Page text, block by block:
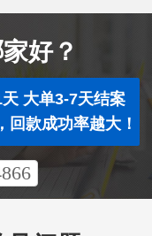
好？
大单3-7天结案
款成功率越大！